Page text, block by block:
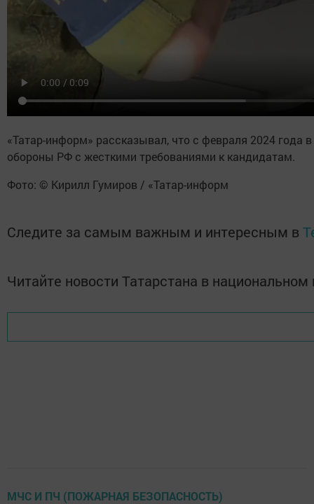
«Татар-информ» рассказывал, что с февраля 2024 года в
обороны РФ с жесткими требованиями к кандидатам.
Фото: © Кирилл Гумиров / «Татар-информ
Следите за самым важным и интересным в
Читайте новости Татарстана в
МЧС И ПЧ (ПОЖАРНАЯ БЕЗОПАСНОСТЬ)